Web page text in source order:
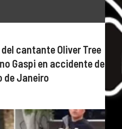
cantante Oliver Tree
Gaspi en accidente de
de Janeiro